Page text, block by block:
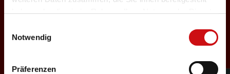
Notwendig
Präferenzen
R